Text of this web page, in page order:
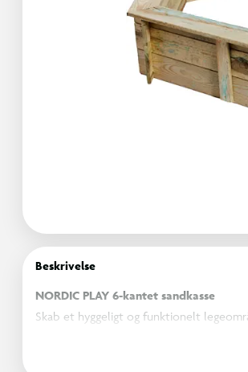
Beskrivelse
NORDIC PLAY 6-kantet sandkasse
Skab et hyggeligt og funktionelt